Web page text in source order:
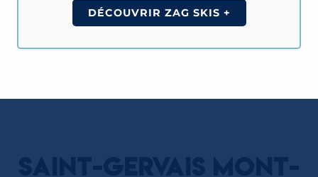
DÉCOUVRIR ZAG SKIS +
SAINT-GERVAIS MONT-